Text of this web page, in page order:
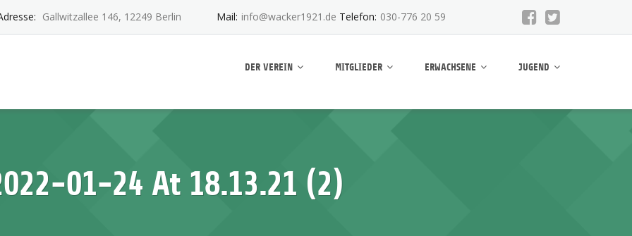
Gallwitzallee 146, 12249 Berlin Mail: info@wacker1921.de Telefon: 030-776 20 59
DER VEREIN MITGLIEDER ERWACHSENE JUGEND
01-24 At 18.13.21 (2)